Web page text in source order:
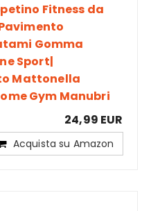
Fitness da
Gomma
Sport|
Mattonella
Gym Manubri
24,99 EUR
Acquista su Amazon